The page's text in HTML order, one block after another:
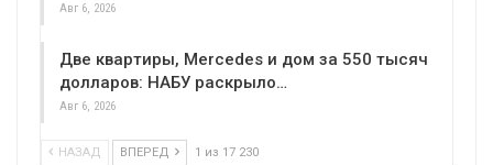
Авг 6, 2026
Две квартиры, Mercedes и дом за 550 тысяч
долларов: НАБУ раскрыло…
Авг 6, 2026
НАЗАД ВПЕРЕД 1 из 17 230